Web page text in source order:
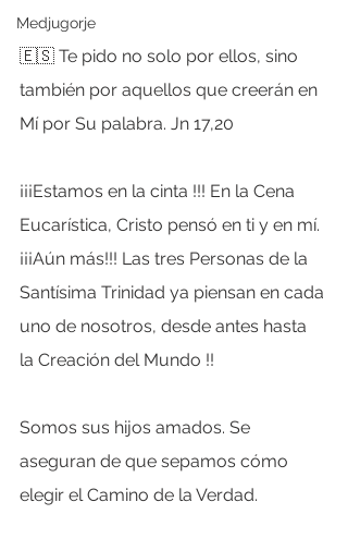
Medjugorje
.
🇪🇸 Te pido no solo por ellos, sino
también por aquellos que creerán en
Mí por Su palabra. Jn 17,20
¡¡¡Estamos en la cinta !!! En la Cena
Eucarística, Cristo pensó en ti y en mí.
¡¡¡Aún más!!! Las tres Personas de la
Santísima Trinidad ya piensan en cada
uno de nosotros, desde antes hasta
la Creación del Mundo !!
Somos sus hijos amados. Se
aseguran de que sepamos cómo
elegir el Camino de la Verdad.